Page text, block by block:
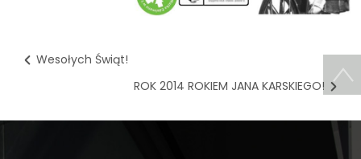
Wesołych Świąt!
ROK 2014 ROKIEM JANA KARSKIEGO!